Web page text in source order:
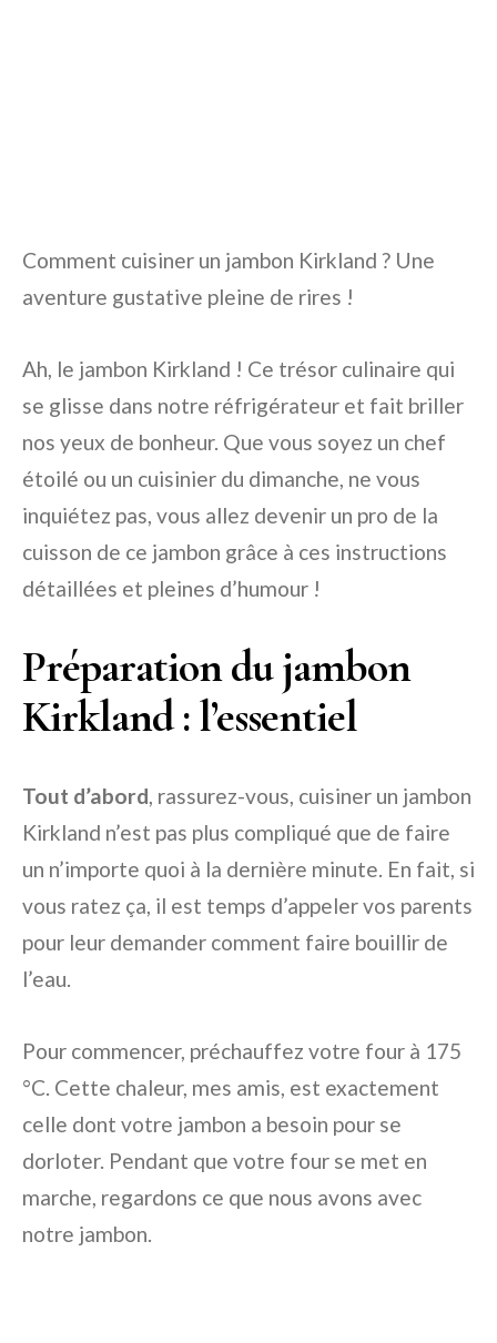
Comment cuisiner un jambon Kirkland ? Une
aventure gustative pleine de rires !
Ah, le jambon Kirkland ! Ce trésor culinaire qui
se glisse dans notre réfrigérateur et fait briller
nos yeux de bonheur. Que vous soyez un chef
étoilé ou un cuisinier du dimanche, ne vous
inquiétez pas, vous allez devenir un pro de la
cuisson de ce jambon grâce à ces instructions
détaillées et pleines d’humour !
Préparation du jambon
Kirkland : l’essentiel
Tout d’abord, rassurez-vous, cuisiner un jambon
Kirkland n’est pas plus compliqué que de faire
un n’importe quoi à la dernière minute. En fait, si
vous ratez ça, il est temps d’appeler vos parents
pour leur demander comment faire bouillir de
l’eau.
Pour commencer, préchauffez votre four à 175
°C. Cette chaleur, mes amis, est exactement
celle dont votre jambon a besoin pour se
dorloter. Pendant que votre four se met en
marche, regardons ce que nous avons avec
notre jambon.